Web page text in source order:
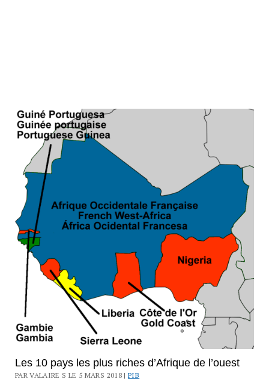
Les 10 pays les plus riches d’Afrique de l’ouest
PAR VALAIRE S LE 5 MARS 2018 |PIB